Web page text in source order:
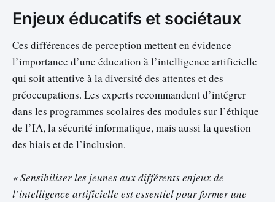
Enjeux éducatifs et sociétaux
Ces différences de perception mettent en évidence
l’importance d’une éducation à l’intelligence artificielle
qui soit attentive à la diversité des attentes et des
préoccupations. Les experts recommandent d’intégrer
dans les programmes scolaires des modules sur l’éthique
de l’IA, la sécurité informatique, mais aussi la question
des biais et de l’inclusion.
« Sensibiliser les jeunes aux différents enjeux de
l’intelligence artificielle est essentiel pour former une